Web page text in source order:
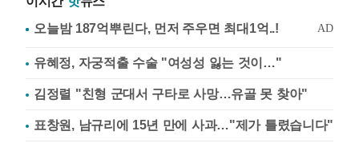
유혜정, 자궁적출 수술 "여성성 잃는 것이…"
김정렬 "친형 군대서 구타로 사망…유골 못 찾아"
표창원, 남규리에 15년 만에 사과…"제가 틀렸습니다"